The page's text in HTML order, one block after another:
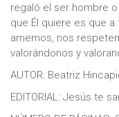
regaló el ser hombre
que Él quiere es que
amemos, nos
valorándonos y
AUTOR: Beatriz
EDITORIAL: Jesús te